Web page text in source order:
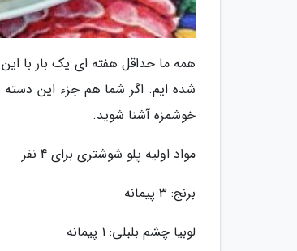
همه ما حداقل هفته ای یک بار با
شده ایم. اگر شما هم جزء این دسته
خوشمزه آشنا شوید.
مواد اولیه پلو شوشتری برای 4 نفر
برنج: 3 پیمانه
لوبیا چشم بلبلی: 1 پیمانه